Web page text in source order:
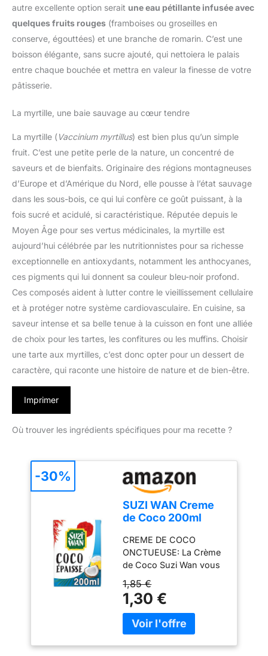
autre excellente option serait une eau pétillante infusée avec
quelques fruits rouges (framboises ou groseilles en
conserve, égouttées) et une branche de romarin. C’est une
boisson élégante, sans sucre ajouté, qui nettoiera le palais
entre chaque bouchée et mettra en valeur la finesse de votre
pâtisserie.
La myrtille, une baie sauvage au cœur tendre
La myrtille (Vaccinium myrtillus) est bien plus qu’un simple
fruit. C’est une petite perle de la nature, un concentré de
saveurs et de bienfaits. Originaire des régions montagneuses
d’Europe et d’Amérique du Nord, elle pousse à l’état sauvage
dans les sous-bois, ce qui lui confère ce goût puissant, à la
fois sucré et acidulé, si caractéristique. Réputée depuis le
Moyen Âge pour ses vertus médicinales, la myrtille est
aujourd’hui célébrée par les nutritionnistes pour sa richesse
exceptionnelle en antioxydants, notamment les anthocyanes,
ces pigments qui lui donnent sa couleur bleu-noir profond.
Ces composés aident à lutter contre le vieillissement cellulaire
et à protéger notre système cardiovasculaire. En cuisine, sa
saveur intense et sa belle tenue à la cuisson en font une alliée
de choix pour les tartes, les confitures ou les muffins. Choisir
une tarte aux myrtilles, c’est donc opter pour un dessert de
caractère, qui raconte une histoire de nature et de bien-être.
Imprimer
Où trouver les ingrédients spécifiques pour ma recette ?
SUZI WAN Creme
de Coco 200ml
CREME DE COCO
ONCTUEUSE: La Crème
de Coco Suzi Wan vous
permettra de réaliser de
délicieux plats salés ou
sucrés. Elle apporte une
saveur subtile et douce à
tous vos plats
1,85 €
1,30 €
-30%